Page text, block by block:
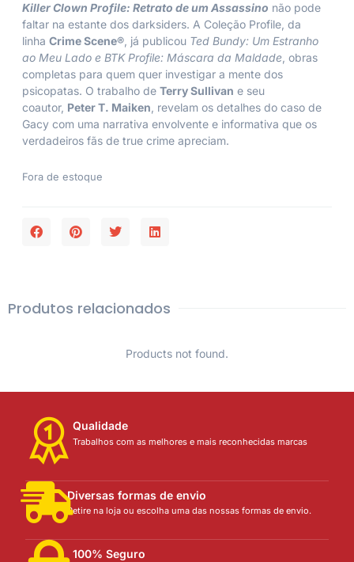
Killer Clown Profile: Retrato de um Assassino não pode
faltar na estante dos darksiders. A Coleção Profile, da
linha Crime Scene®, já publicou Ted Bundy: Um Estranho
ao Meu Lado e BTK Profile: Máscara da Maldade, obras
completas para quem quer investigar a mente dos
psicopatas. O trabalho de Terry Sullivan e seu
coautor, Peter T. Maiken, revelam os detalhes do caso de
Gacy com uma narrativa envolvente e informativa que os
verdadeiros fãs de true crime apreciam.
Fora de estoque
Produtos relacionados
Products not found.
Qualidade
Trabalhos com as melhores e mais reconhecidas marcas
Diversas formas de envio
Retire na loja ou escolha uma das nossas formas de envio.
100% Seguro